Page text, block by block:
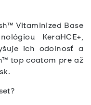
Vitaminized Base
KeraHCE+,
ich odolnosť a
top coatom pre až